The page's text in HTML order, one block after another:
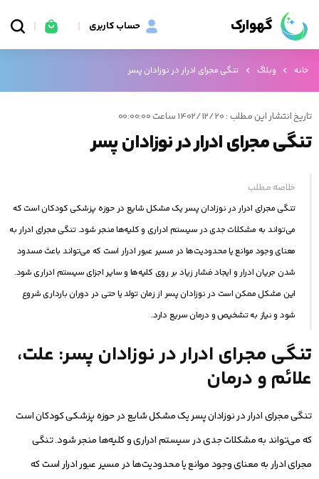
گهوارک حساب کاربری
خانه وبلاگ تنگی مجرای ادرار در نوزادان پسر
تاریخ انتشار این مطلب : 1402/12/20 ساعت 00:00:00
تنگی مجرای ادرار در نوزادان پسر
خلاصه مطلب
تنگی مجرای ادرار در نوزادان پسر یک مشکل شایع در حوزه پزشکی کودکان است که
می‌تواند به مشکلات جدی در سیستم ادراری و کلیه‌ها منجر شود. تنگی مجرای ادرار به
معنای وجود موانع یا محدودیت‌ها در مسیر عبور ادرار است که می‌تواند باعث مسدود
شدن جریان ادرار و ایجاد فشار زیاد بر روی کلیه‌ها و سایر اجزای سیستم ادراری شود.
این مشکل ممکن است در نوزادان پسر از زمان تولد یا حتی در دوران بارداری شروع
شود و نیاز به تشخیص و درمان سریع دارد.
تنگی مجرای ادرار در نوزادان پسر: علت،
علائم و درمان
تنگی مجرای ادرار در نوزادان پسر یک مشکل شایع در حوزه پزشکی کودکان است
که می‌تواند به مشکلات جدی در سیستم ادراری و کلیه‌ها منجر شود. تنگی
مجرای ادرار به معنای وجود موانع یا محدودیت‌ها در مسیر عبور ادرار است که